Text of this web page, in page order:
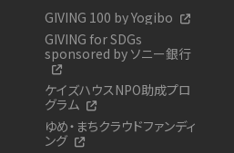
GIVING 100 by Yogibo
GIVING for SDGs
sponsored by ソニー銀行
ケイズハウスNPO助成プロ
グラム
ゆめ・まちクラウドファンディ
ング